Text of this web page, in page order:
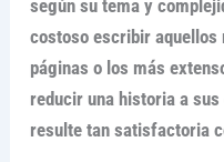
según su tema y
costoso escribir aquellos
páginas o los más
reducir una historia a
resulte tan satisfactoria